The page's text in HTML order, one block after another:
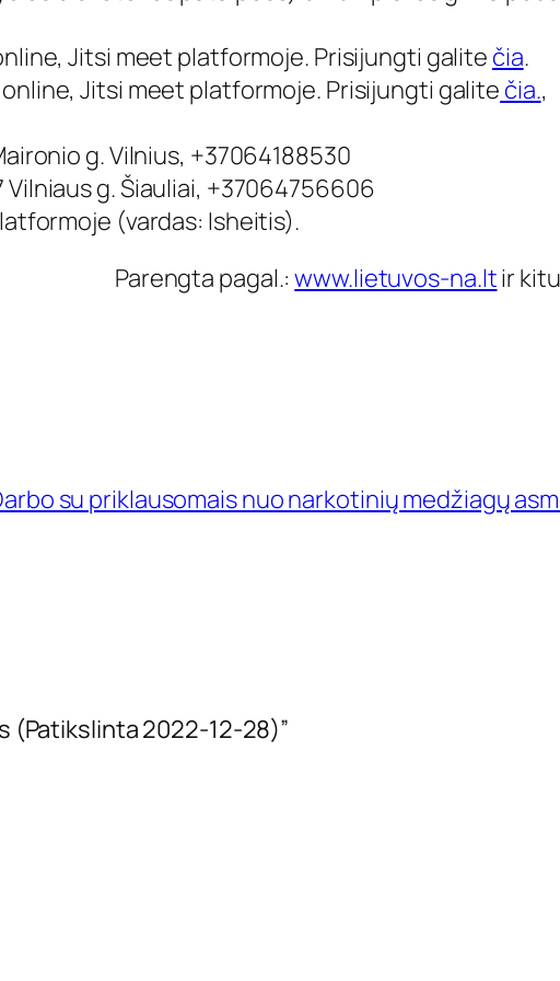
Jitsi meet platformoje. Prisijungti galite čia.
online,Jitsi meet platformoje. Prisijungti galite čia.,
g. Vilnius, +37064188530
Vilniaus g. Šiauliai, +37064756606
(vardas: Isheitis).
Parengta pagal.:www.lietuvos-na.ltir
su priklausomais nuo narkotinių medžiagų
(Patikslinta 2022-12-28)”